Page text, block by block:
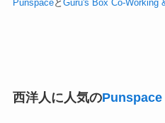
Punspaceと Guru's Box Co-Working
西洋人に人気のPunspace